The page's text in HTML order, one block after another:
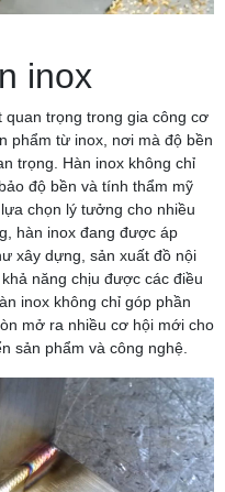
inox
quan trọng trong gia công cơ
phẩm từ inox, nơi mà độ bền
trọng. Hàn inox không chỉ
độ bền và tính thẩm mỹ
chọn lý tưởng cho nhiều
hàn inox đang được áp
xây dựng, sản xuất đồ nội
năng chịu được các điều
inox không chỉ góp phần
mở ra nhiều cơ hội mới cho
sản phẩm và công nghệ.